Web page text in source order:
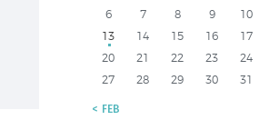
6
7 8 9 10
13
14 15 16 17
20
21 22 23 24
27
28 29 30 31
« FEB